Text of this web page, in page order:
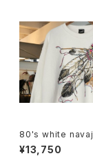
80's white
war bonnet
¥13,750